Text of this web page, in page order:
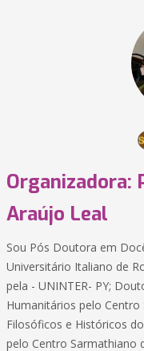
Organizadora:
Araújo Leal
Sou Pós Doutora em
Universitário Italiano de
pela - UNINTER- PY;
Humanitários pelo
Filosóficos e Históricos
pelo Centro Sarmathiano